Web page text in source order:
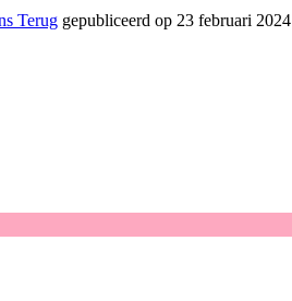
Terug gepubliceerd op 23 februari 2024